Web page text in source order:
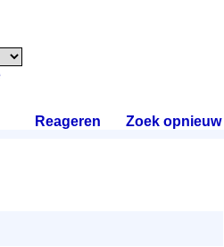
Reageren Zoek opnieuw.